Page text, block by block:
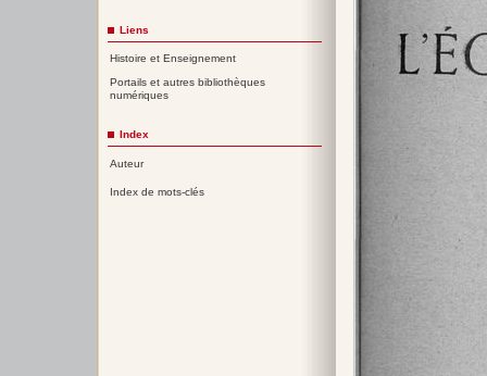
Liens
Histoire et Enseignement
Portails et autres bibliothèques
numériques
Index
Auteur
Index de mots-clés